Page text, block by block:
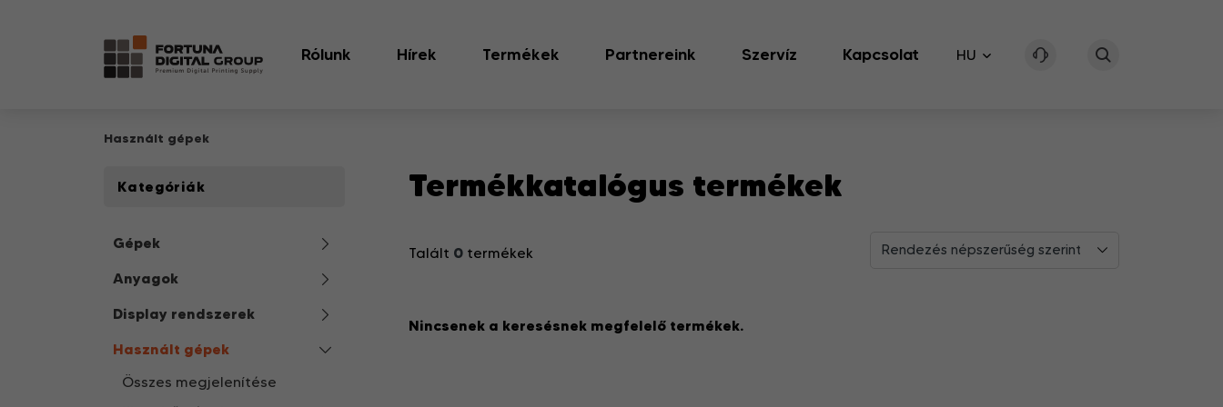
Rólunk Hírek Termékek Partnereink Szervíz Kapcsolat HU
Használt gépek
Kategóriák
Gépek
Anyagok
Display rendszerek
Használt gépek
Összes megjelenítése
Termékkatalógus termékek
Talált 0termékek Rendezés népszerűség szerint
Nincsenek a keresésnek megfelelő termékek.